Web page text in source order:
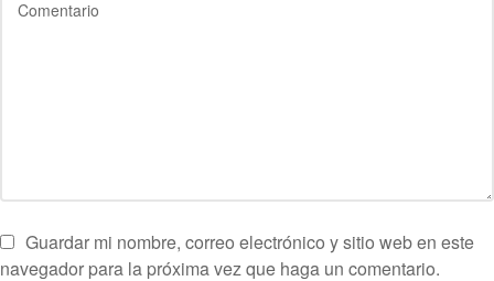
Guardar mi nombre, correo electrónico y sitio web en este
navegador para la próxima vez que haga un comentario.